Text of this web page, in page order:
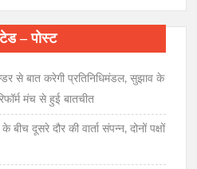
– पोस्ट
से बात करेगी प्रतिनिधिमंडल, सुझाव के
मंच से हुई बातचीत
दूसरे दौर की वार्ता संपन्न, दोनों पक्षों